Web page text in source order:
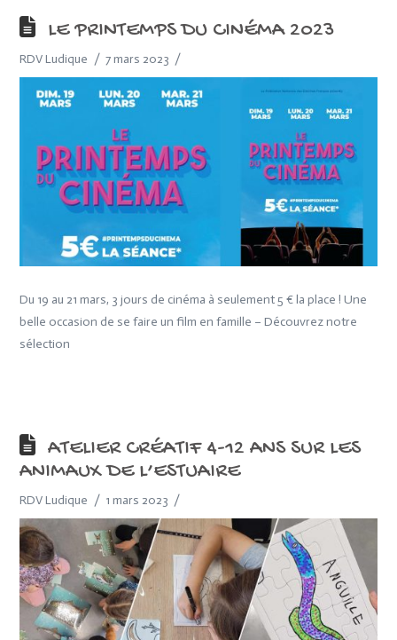
LE PRINTEMPS DU CINÉMA 2023
RDV Ludique 7 mars 2023
Du 19 au 21 mars, 3 jours de cinéma à seulement 5 € la place ! Une
belle occasion de se faire un film en famille – Découvrez notre
sélection
ATELIER CRÉATIF 4-12 ANS SUR LES
ANIMAUX DE L’ESTUAIRE
RDV Ludique 1 mars 2023